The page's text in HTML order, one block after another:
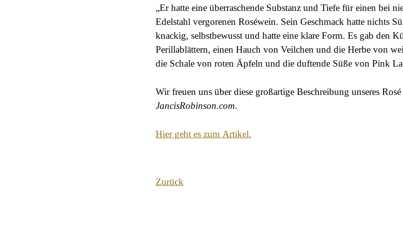
„Er hatte eine überraschende Substanz und Tiefe für einen bei
Edelstahl vergorenen Roséwein. Sein Geschmack hatte nichts
knackig, selbstbewusst und hatte eine klare Form. Es gab den
Perillablättern, einen Hauch von Veilchen und die Herbe von
die Schale von roten Äpfeln und die duftende Süße von Pink
Wir freuen uns über diese großartige Beschreibung unseres
JancisRobinson.com.
Hier geht es zum Artikel.
Zurück